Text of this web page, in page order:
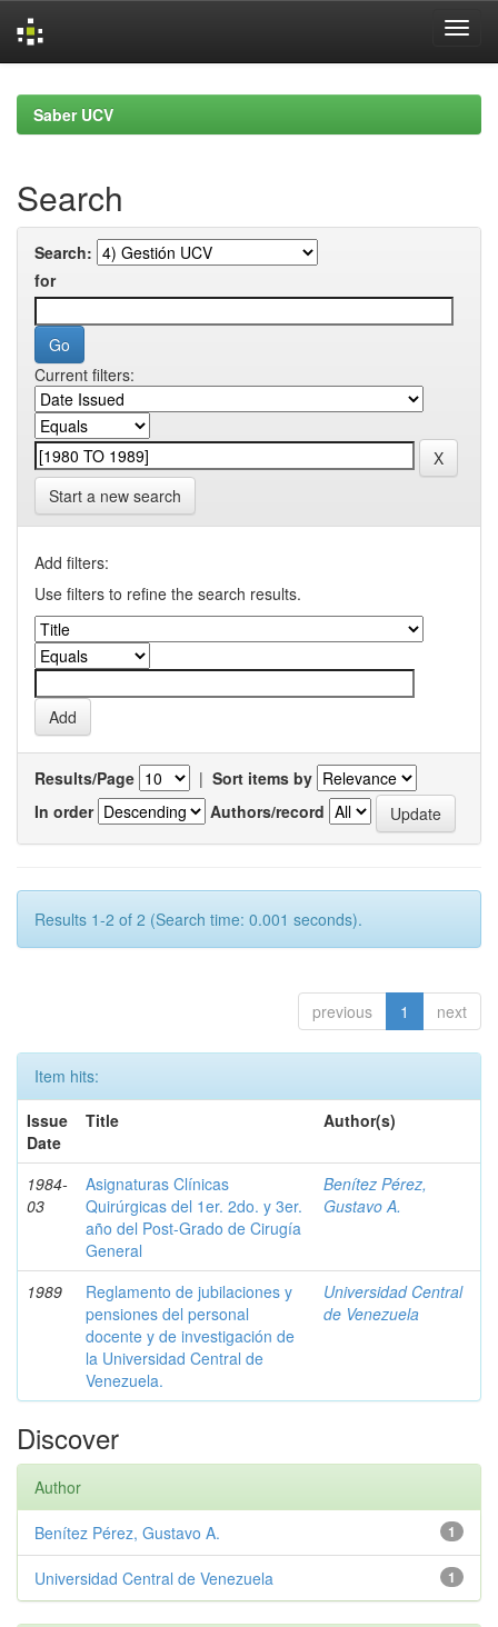
navigationSaber UCV
Search
Search:
for
Current filters:
Start a new search
Add filters:
Use filters to refine the search results.
Results/Page | Sort items by
In order
Authors/record
Results 1-2 of 2 (Search time: 0.001 seconds).
previous 1 next
Item hits:
Issue
Date
Title Author(s)
1984-
03
Asignaturas Clínicas
Quirúrgicas del 1er. 2do. y 3er.
año del Post-Grado de Cirugía
General
Benítez Pérez,
Gustavo A.
1989
Reglamento de jubilaciones y
pensiones del personal
docente y de investigación de
la Universidad Central de
Venezuela.
Universidad Central
de Venezuela
Discover
Author
1
Benítez Pérez, Gustavo A.
1
Universidad Central de Venezuela